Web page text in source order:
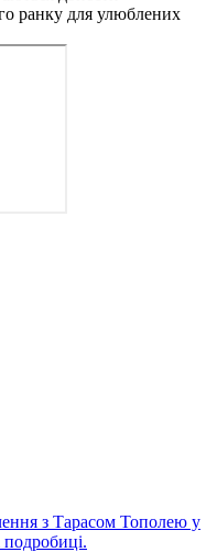
ранку для улюблених
з Тарасом Тополею у
подробиці.